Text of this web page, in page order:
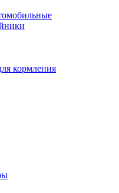
кормления